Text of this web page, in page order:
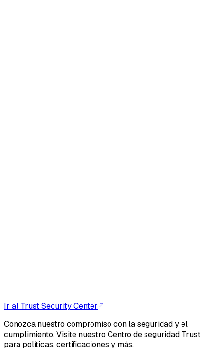
Ir al Trust Security Center
Conozca nuestro compromiso con la seguridad y el
cumplimiento. Visite nuestro Centro de seguridad Trust
para políticas, certificaciones y más.